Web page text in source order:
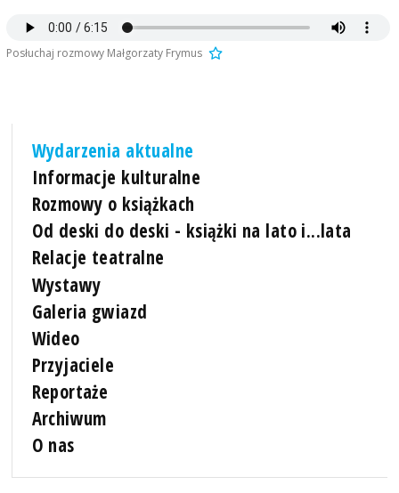
Posłuchaj rozmowy Małgorzaty Frymus
Wydarzenia aktualne
Informacje kulturalne
Rozmowy o książkach
Od deski do deski - książki na lato i...lata
Relacje teatralne
Wystawy
Galeria gwiazd
Wideo
Przyjaciele
Reportaże
Archiwum
O nas